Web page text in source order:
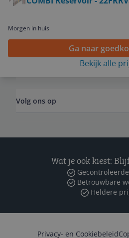
Morgen in huis
Ga naar
Bekijk alle
Service
Algemeen
Volg ons op
Wat je ook kiest:
Betrouwbare
Heldere
Privacy- en Cookiebeleid